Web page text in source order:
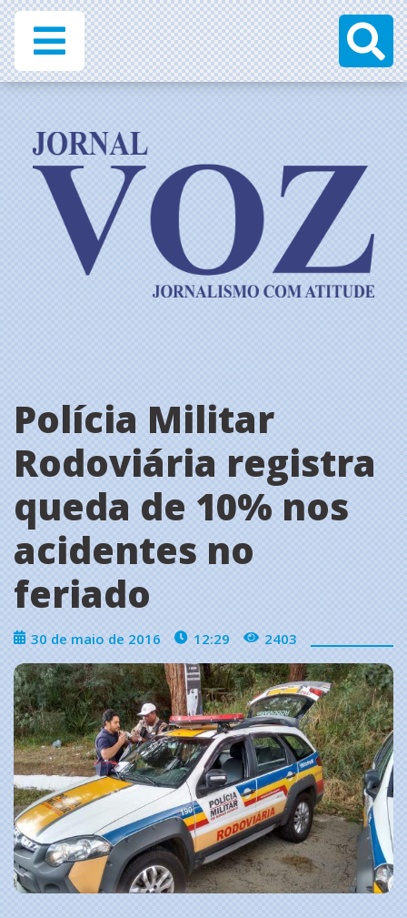
Polícia Militar
Rodoviária registra
queda de 10% nos
acidentes no
feriado
30 de maio de 2016 12:29 2403